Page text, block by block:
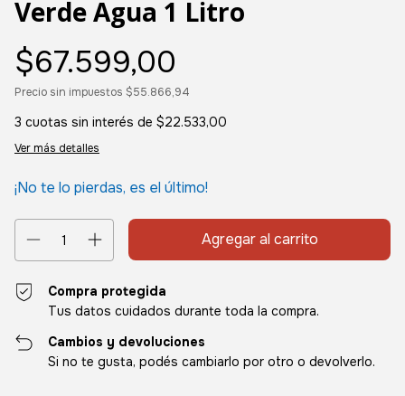
Verde Agua 1 Litro
$67.599,00
Precio sin impuestos $55.866,94
3 cuotas sin interés de $22.533,00
Ver más detalles
¡No te lo pierdas, es el último!
Compra protegida
Tus datos cuidados durante toda la compra.
Cambios y devoluciones
Si no te gusta, podés cambiarlo por otro o devolverlo.